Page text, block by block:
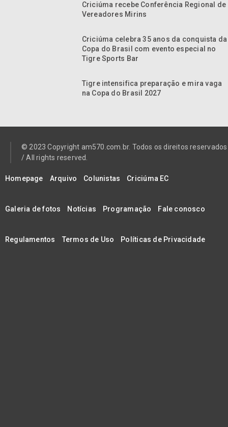
Criciúma recebe Conferência Regional de
Vereadores Mirins
Criciúma celebra 35 anos da conquista da
Copa do Brasil com evento especial no
Tigre Sports Bar
Tigre intensifica preparação e mira vaga
na Copa do Brasil 2027
© 2023 Copyright am570.com.br. Todos os direitos reservados
/ All rights reserved.
Homepage Arquivo Colunistas Criciúma EC
Galeria de fotos Notícias Programação Fale conosco
Regulamentos Termos de Uso Políticas de Privacidade